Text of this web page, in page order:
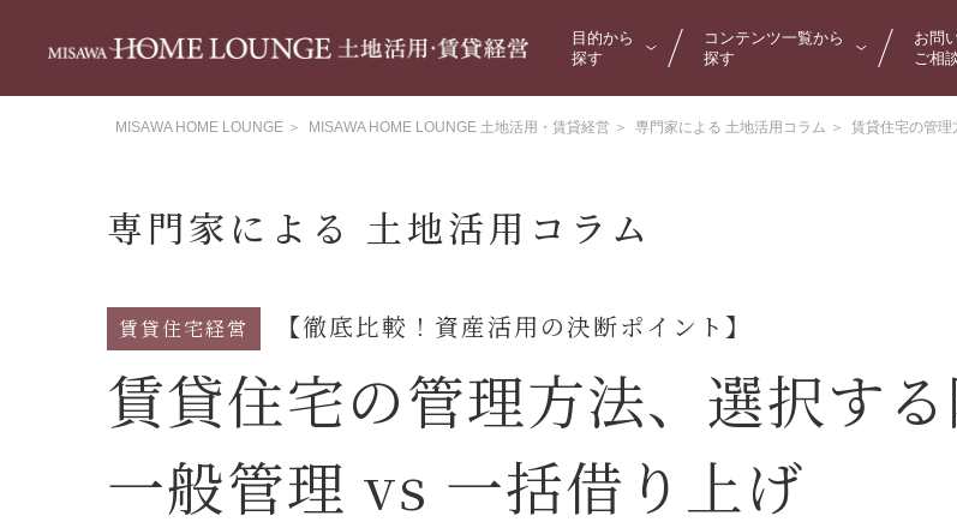
目的から
探す
コンテンツ一覧から
探す
お問
ご相
MISAWA HOME LOUNGE ＞ MISAWA HOME LOUNGE 土地活用・賃貸経営 ＞ 専門家による 土地活用コラム ＞ 賃貸住宅の管理
専門家による 土地活用コラム
賃貸住宅経営 【徹底比較！資産活用の決断ポイント】
賃貸住宅の管理方法、選択す
一般管理 vs 一括借り上げ